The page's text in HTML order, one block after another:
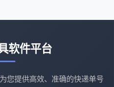
软件平台
您提供高效、准确的快递单号